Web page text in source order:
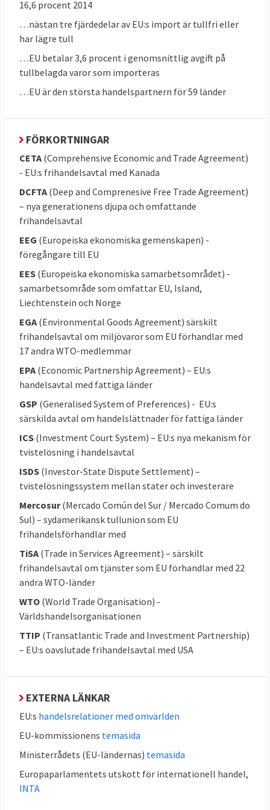
nationella jordbrukssektorn där en egen
livsmedelsförsörjning bland annat kan ses
som en nationell säkerhetsfråga. Att skydda
inhemsk produktion kan också vara viktig
för klimatet där det kan finnas fördelar med
att till exempel mat produceras i det egna
3. Vilka beslutar om EU:s handelsavtal?
Europaparlamentet, EU-ländernas
regeringar och i vissa fall även nationella och
regionala parlament i EU.
Handel är så kallad exklusiv EU-kompetens
vilket betyder att Sverige inte kan teckna
egna handelsavtal utan det är unionen som
sådan, efter beslut av ländernas
handelsministrar och Europaparlamentet,
som ingår avtal med icke-EU-länder. Alla
handelsregler mot omvärlden.
EU-kommissionen förhandlar för EU:s
räkning efter mandat från
medlemsländernas handelsministrar.
Avtalen måste godkännas av
handelsministrarna och Europaparlamentet.
För de nya och juridiskt mer omfattande
avtalen har det även krävts godkännande i
nationella och vissa regionala parlament. För
godkännas krävs till exempel godkännande
från 43 nationella och regionala parlament i
länder lämnat sitt godkännande däribland
Sveriges riksdag.
I de kommande avtalen som ska förhandlas
godkännande av parlamenten i
medlemsländerna. På så sätt skulle det
räcka med godkännande av
medlemsländerna och Europaparlamentet.
Mer om detta under fråga 16.
16,6 procent 2014
…nästan tre fjärdedelar av EU:s import är tullfri eller
har lägre tull
…EU betalar 3,6 procent i genomsnittlig avgift på
tullbelagda varor som importeras
…EU är den största handelspartnern för 59 länder
FÖRKORTNINGAR
CETA (Comprehensive Economic and Trade Agreement)
- EU:s frihandelsavtal med Kanada
DCFTA (Deep and Comprenesive Free Trade Agreement)
– nya generationens djupa och omfattande
frihandelsavtal
EEG (Europeiska ekonomiska gemenskapen) -
föregångare till EU
EES (Europeiska ekonomiska samarbetsområdet) -
samarbetsområde som omfattar EU, Island,
Liechtenstein och Norge
EGA (Environmental Goods Agreement) särskilt
frihandelsavtal om miljövaror som EU förhandlar med
17 andra WTO-medlemmar
EPA (Economic Partnership Agreement) – EU:s
handelsavtal med fattiga länder
GSP (Generalised System of Preferences) - EU:s
särskilda avtal om handelslättnader för fattiga länder
ICS (Investment Court System) – EU:s nya mekanism för
tvistelösning i handelsavtal
ISDS (Investor-State Dispute Settlement) –
tvistelösningssystem mellan stater och investerare
Mercosur(Mercado Común del Sur / Mercado Comum do
Sul) – sydamerikansk tullunion som EU
frihandelsförhandlar med
TiSA (Trade in Services Agreement) – särskilt
frihandelsavtal om tjänster som EU förhandlar med 22
andra WTO-länder
WTO (World Trade Organisation) -
Världshandelsorganisationen
TTIP (Transatlantic Trade and Investment Partnership)
– EU:s oavslutade frihandelsavtal med USA
EXTERNA LÄNKAR
EU:s handelsrelationer med omvärlden
EU-kommissionens temasida
Ministerrådets (EU-ländernas) temasida
Europaparlamentets utskott för internationell handel,
INTA